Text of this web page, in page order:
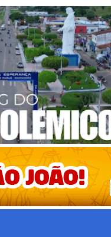
para o